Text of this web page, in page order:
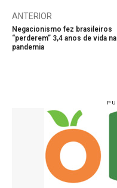
ANTERIOR
Negacionismo fez brasileiros
“perderem” 3,4 anos de vida na
pandemia